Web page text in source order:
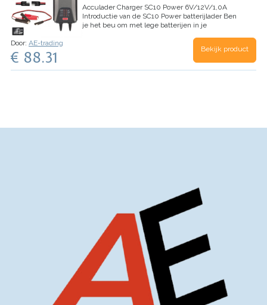
Acculader Charger SC10 Power 6V/12V/1,0A
Introductie van de SC10 Power batterijlader Ben
je het beu om met lege batterijen in je
grasmaaiers om te gaan? Zoek niet verder! De
Door: AE-trading
€ 88.31 Bekijk product